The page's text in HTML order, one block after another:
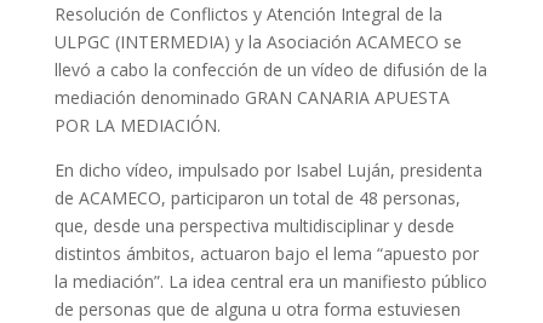
Resolución de Conflictos y Atención Integral de la
ULPGC (INTERMEDIA) y la Asociación ACAMECO se
llevó a cabo la confección de un vídeo de difusión de la
mediación denominado GRAN CANARIA APUESTA
POR LA MEDIACIÓN.
En dicho vídeo, impulsado por Isabel Luján, presidenta
de ACAMECO, participaron un total de 48 personas,
que, desde una perspectiva multidisciplinar y desde
distintos ámbitos, actuaron bajo el lema “apuesto por
la mediación”. La idea central era un manifiesto público
de personas que de alguna u otra forma estuviesen